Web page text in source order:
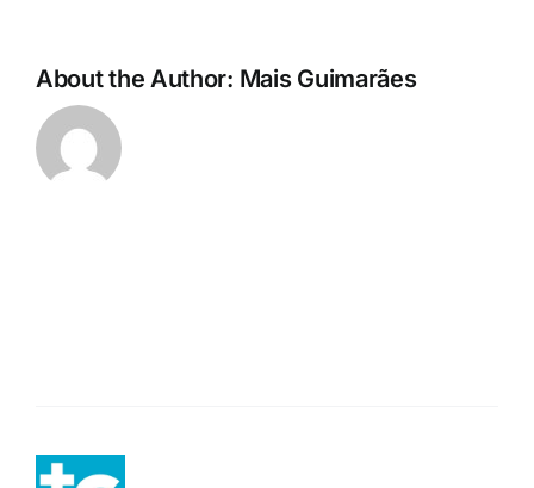
About the Author: Mais Guimarães